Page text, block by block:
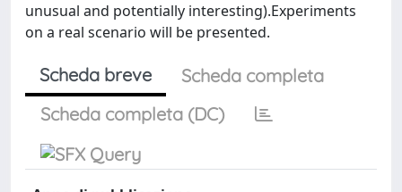
unusual and potentially interesting).Experiments
on a real scenario will be presented.
Scheda breve
Scheda completa
Scheda completa (DC)